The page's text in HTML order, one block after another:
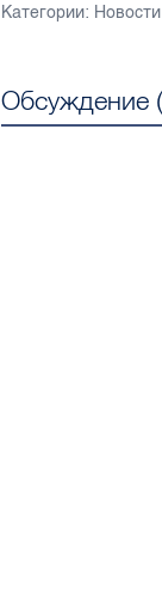
Категории:
Обсуждение